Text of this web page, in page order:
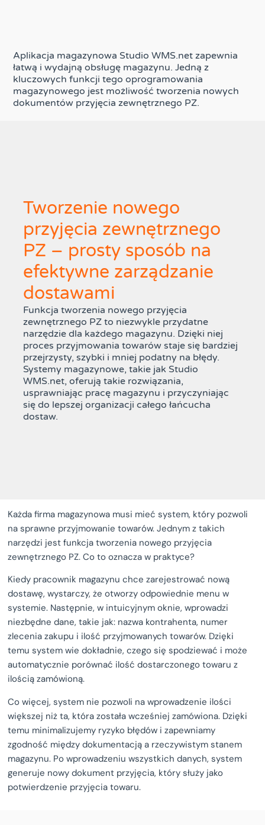
Aplikacja magazynowa Studio WMS.net zapewnia
łatwą i wydajną obsługę magazynu. Jedną z
kluczowych funkcji tego oprogramowania
magazynowego jest możliwość tworzenia nowych
dokumentów przyjęcia zewnętrznego PZ.
Tworzenie nowego
przyjęcia zewnętrznego
PZ – prosty sposób na
efektywne zarządzanie
dostawami
Funkcja tworzenia nowego przyjęcia
zewnętrznego PZ to niezwykle przydatne
narzędzie dla każdego magazynu. Dzięki niej
proces przyjmowania towarów staje się bardziej
przejrzysty, szybki i mniej podatny na błędy.
Systemy magazynowe, takie jak Studio
WMS.net, oferują takie rozwiązania,
usprawniając pracę magazynu i przyczyniając
się do lepszej organizacji całego łańcucha
dostaw.
Każda firma magazynowa musi mieć system, który pozwoli
na sprawne przyjmowanie towarów. Jednym z takich
narzędzi jest funkcja tworzenia nowego przyjęcia
zewnętrznego PZ. Co to oznacza w praktyce?
Kiedy pracownik magazynu chce zarejestrować nową
dostawę, wystarczy, że otworzy odpowiednie menu w
systemie. Następnie, w intuicyjnym oknie, wprowadzi
niezbędne dane, takie jak: nazwa kontrahenta, numer
zlecenia zakupu i ilość przyjmowanych towarów. Dzięki
temu system wie dokładnie, czego się spodziewać i może
automatycznie porównać ilość dostarczonego towaru z
ilością zamówioną.
Co więcej, system nie pozwoli na wprowadzenie ilości
większej niż ta, która została wcześniej zamówiona. Dzięki
temu minimalizujemy ryzyko błędów i zapewniamy
zgodność między dokumentacją a rzeczywistym stanem
magazynu. Po wprowadzeniu wszystkich danych, system
generuje nowy dokument przyjęcia, który służy jako
potwierdzenie przyjęcia towaru.